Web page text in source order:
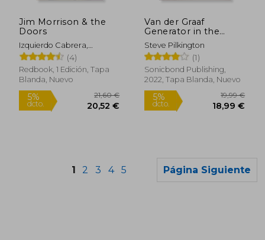
Jim Morrison & the
Doors
Izquierdo Cabrera,
Eduardo
(4)
Redbook, 1 Edición, Tapa
Blanda, Nuevo
Van der Graaf
Generator in the
1970S: Decades (en
Inglés)
Steve Pilkington
(1)
Sonicbond Publishing,
2022, Tapa Blanda, Nuevo
1 2 3 4 5 Página Siguiente